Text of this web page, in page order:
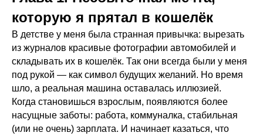
которую я прятал в кошелёк
В детстве у меня была странная привычка: вырезать
из журналов красивые фотографии автомобилей и
складывать их в кошелёк. Так они всегда были у меня
под рукой — как символ будущих желаний. Но время
шло, а реальная машина оставалась иллюзией.
Когда становишься взрослым, появляются более
насущные заботы: работа, коммуналка, стабильная
(или не очень) зарплата. И начинает казаться, что